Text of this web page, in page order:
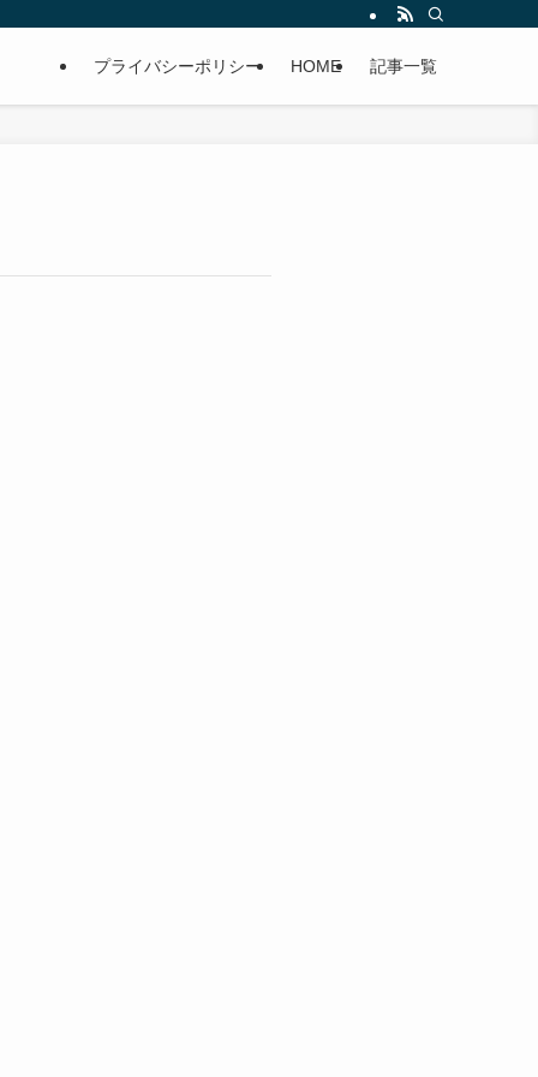
プライバシーポリシー HOME 記事一覧